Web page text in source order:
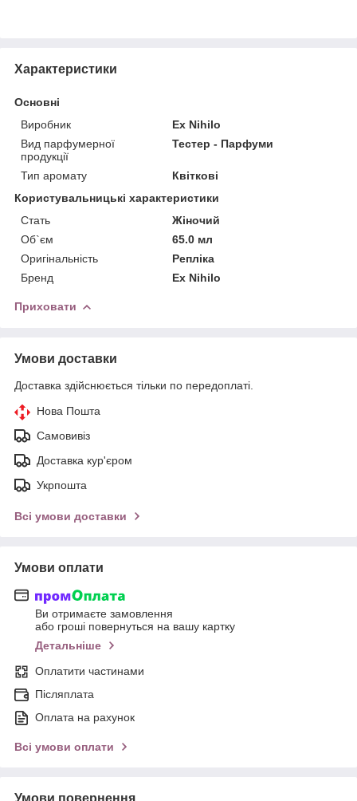
Характеристики
Основні
Виробник
Ex Nihilo
Вид парфумерної
продукції
Тестер - Парфуми
Тип аромату
Квіткові
Користувальницькі характеристики
Стать
Жіночий
Об`єм
65.0 мл
Оригінальність
Репліка
Бренд
Ex Nihilo
Приховати
Умови доставки
Доставка здійснюється тільки по передоплаті.
Нова Пошта
Самовивіз
Доставка кур'єром
Укрпошта
Всі умови доставки
Умови оплати
Ви отримаєте замовлення
або гроші повернуться на вашу картку
Детальніше
Оплатити частинами
Післяплата
Оплата на рахунок
Всі умови оплати